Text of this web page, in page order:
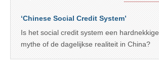
‘Chinese Social Credit System’
Is het social credit system een
mythe of de dagelijkse realiteit in China?